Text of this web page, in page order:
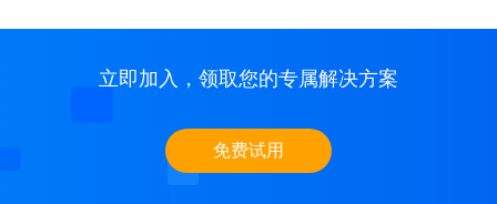
立即加入，领取您的专属解决方案
免费试用